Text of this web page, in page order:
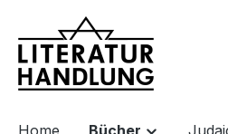
Zur Hauptnavigation
Home Bücher